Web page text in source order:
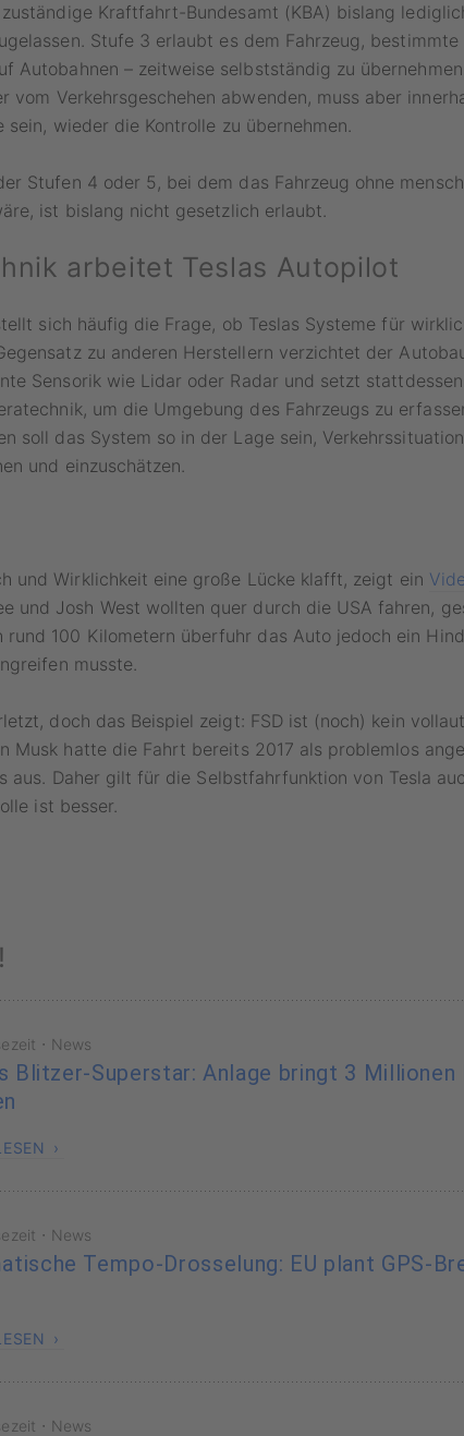
Kraftfahrt-Bundesamt (KBA) bislang
Stufe 3 erlaubt es dem Fahrzeug, bestimmte
Autobahnen – zeitweise selbstständig zu
vom Verkehrsgeschehen abwenden, muss aber
wieder die Kontrolle zu übernehmen.
Stufen 4 oder 5, bei dem das Fahrzeug ohne
ist bislang nicht gesetzlich erlaubt.
arbeitet Teslas Autopilot
sich häufig die Frage, ob Teslas Systeme für
zu anderen Herstellern verzichtet der
Sensorik wie Lidar oder Radar und setzt stattdessen
um die Umgebung des Fahrzeugs zu
soll das System so in der Lage sein,
und einzuschätzen.
und Wirklichkeit eine große Lücke klafft, zeigt ein
und Josh West wollten quer durch die USA fahren,
rund 100 Kilometern überfuhr das Auto jedoch ein
musste.
doch das Beispiel zeigt: FSD ist (noch) kein
Musk hatte die Fahrt bereits 2017 als problemlos
aus. Daher gilt für die Selbstfahrfunktion von Tesla
ist besser.
· News
Blitzer-Superstar: Anlage bringt 3 Millionen
· News
Tempo-Drosselung: EU plant GPS-
· News